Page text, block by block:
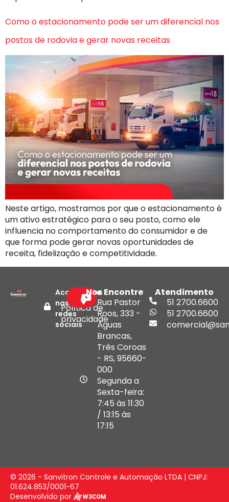
Como o estacionamento pode ser um diferencial nos
postos de rodovia e gerar novas receitas
Neste artigo, mostramos por que o estacionamento é
um ativo estratégico para o seu posto, como ele
influencia no comportamento do consumidor e de
que forma pode gerar novas oportunidades de
receita, fidelização e competitividade.
Política de
privacidade
Acompanhe
nas
redes
sociais
Nos Encontre
Rua Pastor
Roos, 333 -
Águas
Brancas,
Três Coroas
- RS, 95660-
000
Segunda a
Sexta-feira:
7:45 às 11:30
/ 13:15 às
17:15
Atendimento
51 2700.6600
51 2700.6600
© 2026 - Sanvitron Controle e Automação LTDA | CNPJ:
01.624.853/0001-67
Desenvolvido por